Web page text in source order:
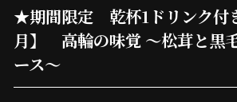
★期間限定 乾杯1ドリン
月】 高輪の味覚 ～松茸と黒
ース～